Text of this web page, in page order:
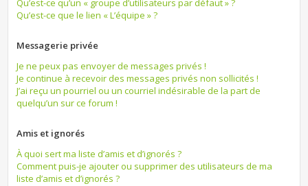
Qu’est-ce qu’un « groupe d’utilisateurs par défaut » ?
Qu’est-ce que le lien « L’équipe » ?
Messagerie privée
Je ne peux pas envoyer de messages privés !
Je continue à recevoir des messages privés non sollicités !
J’ai reçu un pourriel ou un courriel indésirable de la part de
quelqu’un sur ce forum !
Amis et ignorés
À quoi sert ma liste d’amis et d’ignorés ?
Comment puis-je ajouter ou supprimer des utilisateurs de ma
liste d’amis et d’ignorés ?